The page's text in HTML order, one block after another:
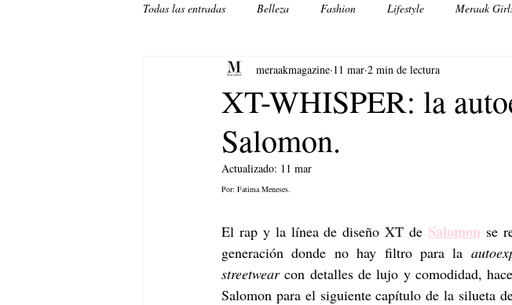
Todas las entradas Belleza Fashion Lifestyle Meraak
Música. Arte
XT-WHISPER: la
Salomon.
meraakmagazine 11 mar 2 min de lectura
Actualizado: 11 mar
Por: Fatima Meneses.
El rap y la línea de diseño XT de Salomon se
generación donde no hay filtro para la
streetwear con detalles de lujo y comodidad,
Salomon para el siguiente capítulo de la silueta